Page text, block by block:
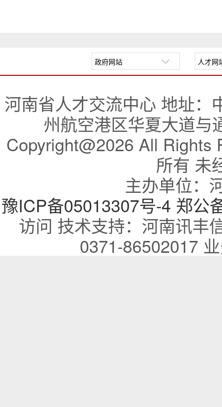
河南省人才交流中心 地址：
州航空港区华夏大道与
Copyright@2026 All Rights
所有 未
主办单位：
豫ICP备05013307号-4 郑公
访问 技术支持：河南讯丰
0371-86502017